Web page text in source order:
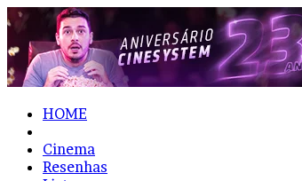
HOME
Cinema
Resenhas